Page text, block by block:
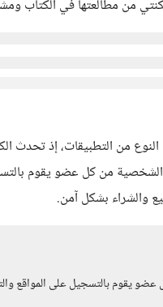
من مطالعتها في الكتاب
من التطبيقات، إذ تحدث
الشخصية من كل عضو يقوم
والشراء بشكل آمن.
يقوم بالتسجيل على المواقع